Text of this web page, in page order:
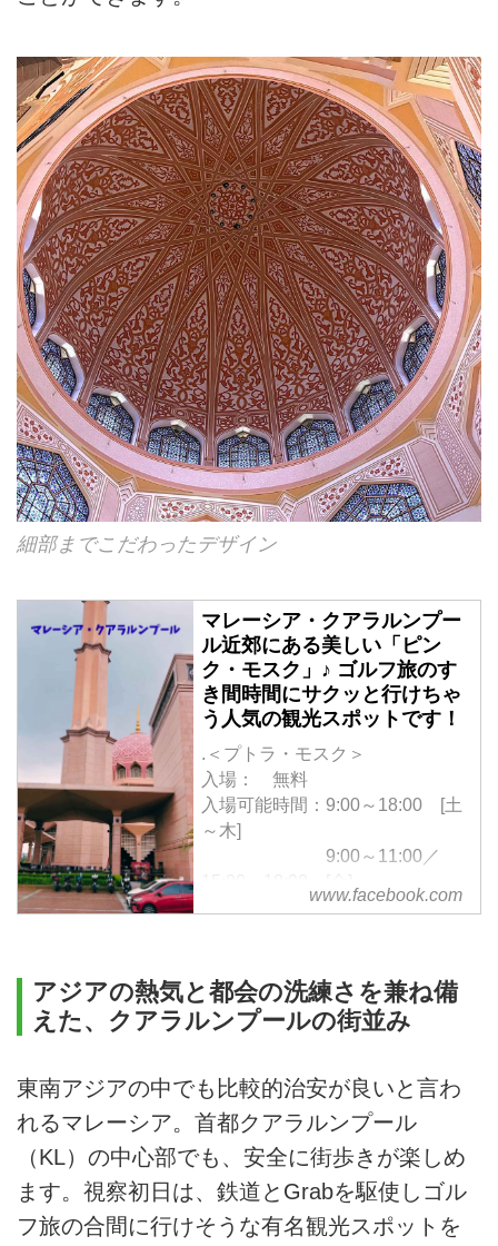
細部までこだわったデザイン
マレーシア・クアラルンプー
ル近郊にある美しい「ピン
ク・モスク」♪ ゴルフ旅のす
き間時間にサクッと行けちゃ
う人気の観光スポットです！
.＜プトラ・モスク＞
入場： 無料
入場可能時間：9:00～18:00 [土
～木]
9:00～11:00／
アクセス： プトラジャヤ駅から
用し見学。男性でもショートパン
ツなどの場合はローブ着用。
www.facebook.com
アジアの熱気と都会の洗練さを兼ね備
えた、クアラルンプールの街並み
東南アジアの中でも比較的治安が良いと言わ
れるマレーシア。首都クアラルンプール
（KL）の中心部でも、安全に街歩きが楽しめ
ます。視察初日は、鉄道とGrabを駆使しゴル
フ旅の合間に行けそうな有名観光スポットを